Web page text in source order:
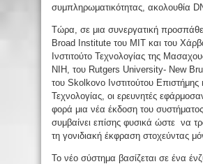
συμπληρωματικότητας, ακολουθία
Τώρα, σε μια συνεργατική
Broad Institute του ΜΙΤ και του
Ινστιτούτο Τεχνολογίας της
ΝΙΗ, του Rutgers University- New
του Skolkovo Ινστιτούτου Επιστήμης
Τεχνολογίας, οι ερευνητές
φορά μια νέα έκδοση του
συμβαίνει επίσης φυσικά ώστε να
τη γονιδιακή έκφραση στοχεύντας
Το νέο σύστημα βασίζεται σε ένα